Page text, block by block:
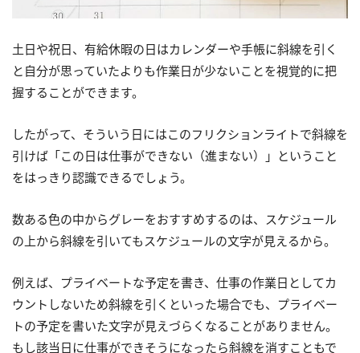
土日や祝日、有給休暇の日はカレンダーや手帳に斜線を引く
と自分が思っていたよりも作業日が少ないことを視覚的に把
握することができます。
したがって、そういう日にはこのフリクションライトで斜線を
引けば「この日は仕事ができない（進まない）」ということ
をはっきり認識できるでしょう。
数ある色の中からグレーをおすすめするのは、スケジュール
の上から斜線を引いてもスケジュールの文字が見えるから。
例えば、プライベートな予定を書き、仕事の作業日としてカ
ウントしないため斜線を引くといった場合でも、プライベー
トの予定を書いた文字が見えづらくなることがありません。
もし該当日に仕事ができそうになったら斜線を消すこともで